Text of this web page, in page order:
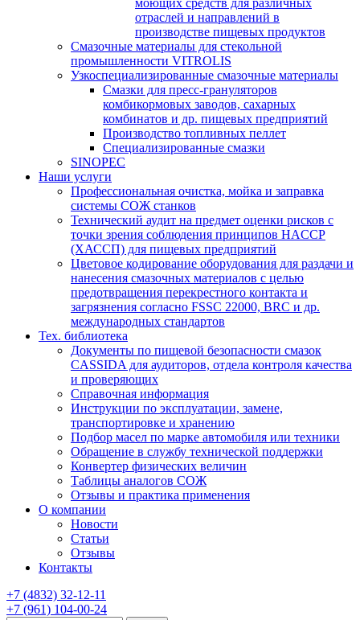
моющих средств для различных
отраслей и направлений в
производстве пищевых продуктов
Смазочные материалы для стекольной
промышленности VITROLIS
Узкоспециализированные смазочные материалы
Смазки для пресс-грануляторов
комбикормовых заводов, сахарных
комбинатов и др. пищевых предприятий
Производство топливных пеллет
Специализированные смазки
SINOPEC
Наши услуги
Профессиональная очистка, мойка и заправка
системы СОЖ станков
Технический аудит на предмет оценки рисков с
точки зрения соблюдения принципов HACCP
(ХАССП) для пищевых предприятий
Цветовое кодирование оборудования для раздачи и
нанесения смазочных материалов с целью
предотвращения перекрестного контакта и
загрязнения согласно FSSC 22000, BRC и др.
международных стандартов
Тех. библиотека
Документы по пищевой безопасности смазок
CASSIDA для аудиторов, отдела контроля качества
и проверяющих
Справочная информация
Инструкции по эксплуатации, замене,
транспортировке и хранению
Подбор масел по марке автомобиля или техники
Обращение в службу технической поддержки
Конвертер физических величин
Таблицы аналогов СОЖ
Отзывы и практика применения
О компании
Новости
Статьи
Отзывы
Контакты
+7 (4832) 32-12-11
+7 (961) 104-00-24